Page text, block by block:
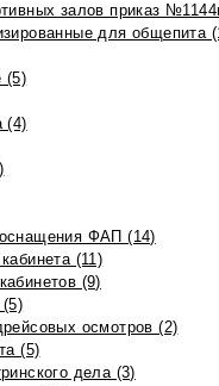
залов приказ
для общепита
(5)
(4)
ФАП (14)
(11)
(9)
(5)
осмотров (2)
(5)
дела (3)